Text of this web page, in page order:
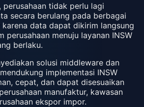
perusahaan tidak perlu lagi
secara berulang pada berbagai
data dapat dikirim langsung
perusahaan menuju layanan INSW
berlaku.
solusi middleware dan
implementasi INSW
cepat, dan dapat disesuaikan
manufaktur, kawasan
ekspor impor.